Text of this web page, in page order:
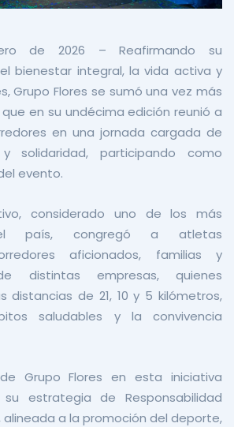
de 2026 – Reafirmando su
bienestar integral, la vida activa y
Grupo Flores se sumó una vez más
en su undécima edición reunió a
en una jornada cargada de
solidaridad, participando como
evento.
considerado uno de los más
país, congregó a atletas
aficionados, familias y
distintas empresas, quienes
distancias de 21, 10 y 5 kilómetros,
saludables y la convivencia
Grupo Flores en esta iniciativa
estrategia de Responsabilidad
alineada a la promoción del deporte,